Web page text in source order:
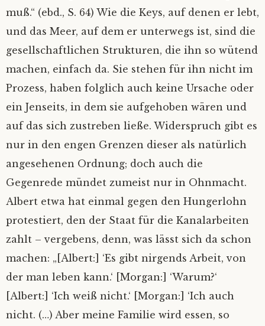
muß.“ (ebd., S. 64) Wie die Keys, auf denen er lebt,
und das Meer, auf dem er unterwegs ist, sind die
gesellschaftlichen Strukturen, die ihn so wütend
machen, einfach da. Sie stehen für ihn nicht im
Prozess, haben folglich auch keine Ursache oder
ein Jenseits, in dem sie aufgehoben wären und
auf das sich zustreben ließe. Widerspruch gibt es
nur in den engen Grenzen dieser als natürlich
angesehenen Ordnung; doch auch die
Gegenrede mündet zumeist nur in Ohnmacht.
Albert etwa hat einmal gegen den Hungerlohn
protestiert, den der Staat für die Kanalarbeiten
zahlt – vergebens, denn, was lässt sich da schon
machen: „[Albert:] ‘Es gibt nirgends Arbeit, von
der man leben kann.‘ [Morgan:] ‘Warum?‘
[Albert:] ‘Ich weiß nicht.‘ [Morgan:] ‘Ich auch
nicht. (…) Aber meine Familie wird essen, so